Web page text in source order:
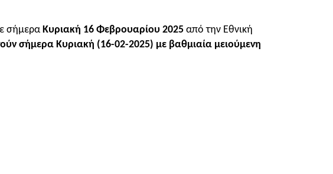
σήμερα Κυριακή 16 Φεβρουαρίου 2025 από την Εθνική
σήμερα Κυριακή (16-02-2025) με βαθμιαία μειούμενη